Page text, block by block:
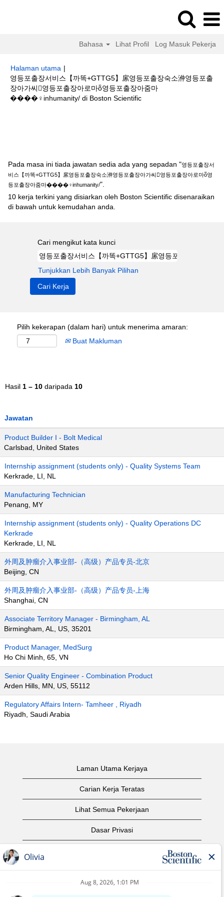
Bahasa Lihat Profil Log Masuk Pekerja
Halaman utama |
영등포출장서비스【까똑+GTTG5】䋀영등포출장숙소㳞영등포출
장아가씨영등포출장아로마ṏ영등포출장아줌마
����‍♀️inhumanity/ di Boston Scientific(halaman
Pada masa ini tiada jawatan sedia ada yang sepadan "영등포출장서
비스【까똑+GTTG5】䋀영등포출장숙소㳞영등포출장아가씨영등포출장아로마ṏ영
등포출장아줌마����‍♀️inhumanity/".
10 kerja terkini yang disiarkan oleh Boston Scientific disenaraikan
di bawah untuk kemudahan anda.
Cari mengikut kata kunci
Tunjukkan Lebih Banyak Pilihan
Pilih kekerapan (dalam hari) untuk menerima amaran:
Buat Makluman
Hasil 1 – 10 daripada 10
Jawatan
Product Builder I - Bolt Medical
Carlsbad, United States
Internship assignment (students only) - Quality Systems Team
Kerkrade, LI, NL
Manufacturing Technician
Penang, MY
Internship assignment (students only) - Quality Operations DC
Kerkrade
Kerkrade, LI, NL
外周及肿瘤介入事业部-（高级）产品专员-北京
Beijing, CN
外周及肿瘤介入事业部-（高级）产品专员-上海
Shanghai, CN
Associate Territory Manager - Birmingham, AL
Birmingham, AL, US, 35201
Product Manager, MedSurg
Ho Chi Minh, 65, VN
Senior Quality Engineer - Combination Product
Arden Hills, MN, US, 55112
Regulatory Affairs Intern- Tamheer , Riyadh
Riyadh, Saudi Arabia
Laman Utama Kerjaya
Carian Kerja Teratas
Lihat Semua Pekerjaan
Dasar Privasi
Notis Hak Cipta